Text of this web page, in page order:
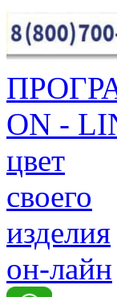
ON -
цвет
своего
изделия
он-лайн